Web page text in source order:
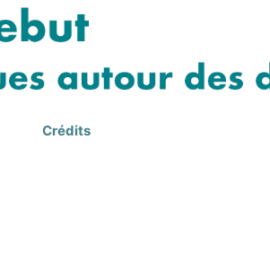
Crédits